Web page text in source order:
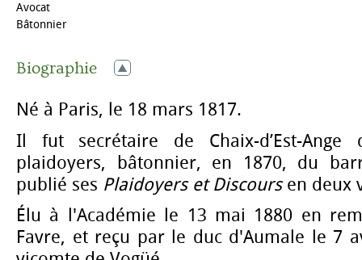
Avocat
Bâtonnier
Biographie
Né à Paris, le 18 mars 1817.
Il fut secrétaire de Chaix-d’Est-
plaidoyers, bâtonnier, en 1870, du
publié ses Plaidoyers et Discoursen deux
Élu à l'Académie le 13 mai 1880 en
Favre, et reçu par le duc d'Aumale le 7